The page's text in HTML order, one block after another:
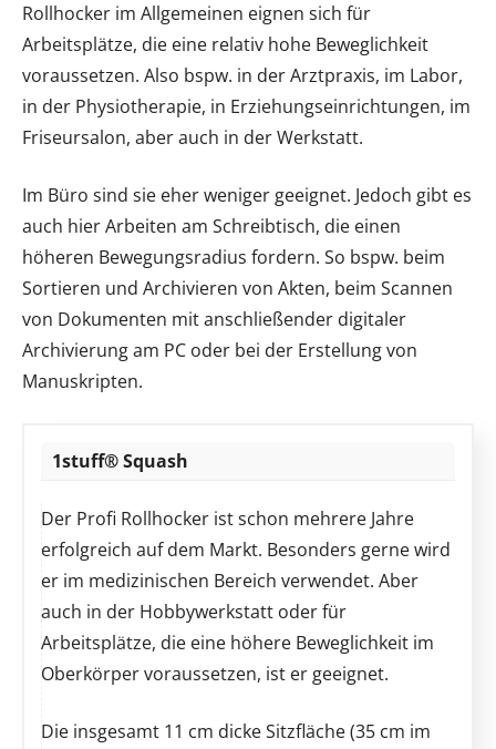
Rollhocker im Allgemeinen eignen sich für
Arbeitsplätze, die eine relativ hohe Beweglichkeit
voraussetzen. Also bspw. in der Arztpraxis, im Labor,
in der Physiotherapie, in Erziehungseinrichtungen, im
Friseursalon, aber auch in der Werkstatt.
Im Büro sind sie eher weniger geeignet. Jedoch gibt es
auch hier Arbeiten am Schreibtisch, die einen
höheren Bewegungsradius fordern. So bspw. beim
Sortieren und Archivieren von Akten, beim Scannen
von Dokumenten mit anschließender digitaler
Archivierung am PC oder bei der Erstellung von
Manuskripten.
1stuff® Squash
Der Profi Rollhocker ist schon mehrere Jahre
erfolgreich auf dem Markt. Besonders gerne wird
er im medizinischen Bereich verwendet. Aber
auch in der Hobbywerkstatt oder für
Arbeitsplätze, die eine höhere Beweglichkeit im
Oberkörper voraussetzen, ist er geeignet.
Die insgesamt 11 cm dicke Sitzfläche (35 cm im